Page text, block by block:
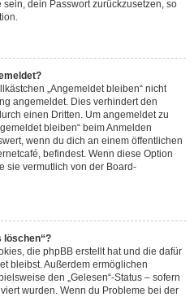
dein Passwort zurückzusetzen, so
„Angemeldet bleiben“ nicht
angemeldet. Dies verhindert den
einen Dritten. Um angemeldet zu
bleiben“ beim Anmelden
wenn du dich an einem öffentlichen
befindest. Wenn diese Option
sie vermutlich von der Board-
löschen“?
die phpBB erstellt hat und die dafür
bleibst. Außerdem ermöglichen
den „Gelesen“-Status – sofern
wurden. Wenn du Probleme bei der